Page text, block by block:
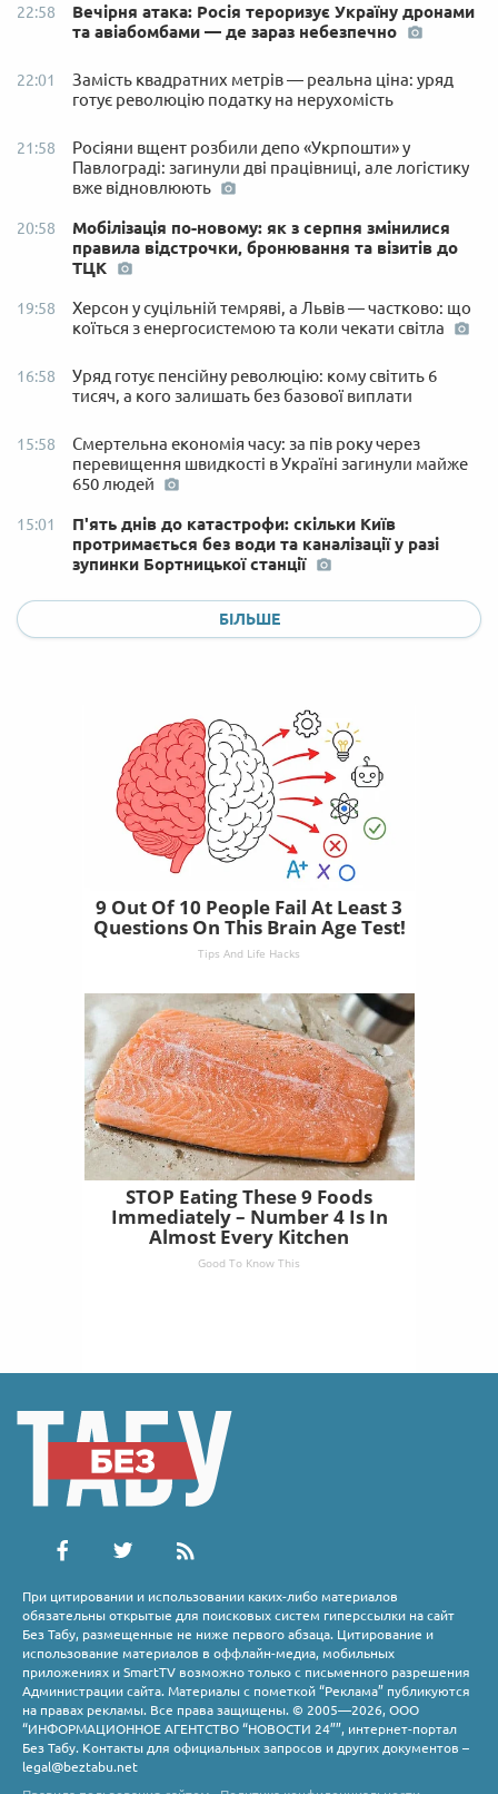
22:58
Вечірня атака: Росія тероризує Україну дронами
та авіабомбами — де зараз небезпечно
22:01
Замість квадратних метрів — реальна ціна: уряд
готує революцію податку на нерухомість
21:58
Росіяни вщент розбили депо «Укрпошти» у
Павлограді: загинули дві працівниці, але логістику
вже відновлюють
20:58
Мобілізація по-новому: як з серпня змінилися
правила відстрочки, бронювання та візитів до
ТЦК
19:58
Херсон у суцільній темряві, а Львів — частково: що
коїться з енергосистемою та коли чекати світла
16:58
Уряд готує пенсійну революцію: кому світить 6
тисяч, а кого залишать без базової виплати
15:58
Смертельна економія часу: за пів року через
перевищення швидкості в Україні загинули майже
650 людей
15:01
П'ять днів до катастрофи: скільки Київ
протримається без води та каналізації у разі
зупинки Бортницької станції
БІЛЬШЕ
9 Out Of 10 People Fail At Least 3
Questions On This Brain Age Test!
Tips And Life Hacks
STOP Eating These 9 Foods
Immediately – Number 4 Is In
Almost Every Kitchen
Good To Know This
При цитировании и использовании каких-либо материалов
обязательны открытые для поисковых систем гиперссылки на сайт
Без Табу, размещенные не ниже первого абзаца. Цитирование и
использование материалов в оффлайн-медиа, мобильных
приложениях и SmartTV возможно только с письменного разрешения
Администрации сайта. Материалы с пометкой “Реклама” публикуются
на правах рекламы. Все права защищены. © 2005—2026, ООО
“ИНФОРМАЦИОННОЕ АГЕНТСТВО “НОВОСТИ 24””, интернет-портал
Без Табу. Контакты для официальных запросов и других документов –
legal@beztabu.net